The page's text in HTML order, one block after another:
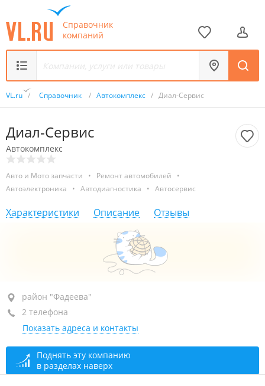
Справочник
компаний
VL.ru / Справочник / Автокомплекс / Диал-Сервис
Диал-Сервис
Автокомплекс
Авто и Мото запчасти • Ремонт автомобилей
•
Автоэлектроника
• Автодиагностика • Автосервис
Характеристики Описание Отзывы
район "Фадеева", ул. Фадеева, 16В стр. 2
+7 (423) 257-17-67
+7 908 458-26-19
закрыто, откроется в 10:00
район "Фадеева"
2 телефона
Показать адреса и контакты
Поднять эту компанию
в разделах наверх